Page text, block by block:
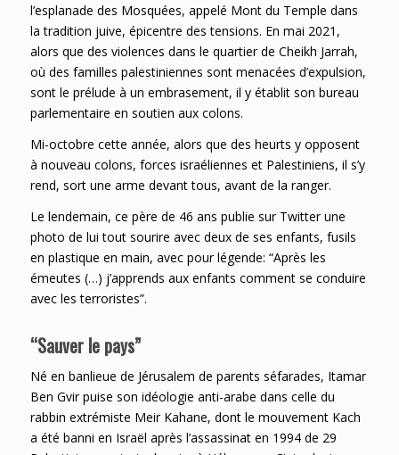
l’esplanade des Mosquées, appelé Mont du Temple dans
la tradition juive, épicentre des tensions. En mai 2021,
alors que des violences dans le quartier de Cheikh Jarrah,
où des familles palestiniennes sont menacées d’expulsion,
sont le prélude à un embrasement, il y établit son bureau
parlementaire en soutien aux colons.
Mi-octobre cette année, alors que des heurts y opposent
à nouveau colons, forces israéliennes et Palestiniens, il s’y
rend, sort une arme devant tous, avant de la ranger.
Le lendemain, ce père de 46 ans publie sur Twitter une
photo de lui tout sourire avec deux de ses enfants, fusils
en plastique en main, avec pour légende: “Après les
émeutes (…) j’apprends aux enfants comment se conduire
avec les terroristes”.
“Sauver le pays”
Né en banlieue de Jérusalem de parents séfarades, Itamar
Ben Gvir puise son idéologie anti-arabe dans celle du
rabbin extrémiste Meir Kahane, dont le mouvement Kach
a été banni en Israël après l’assassinat en 1994 de 29